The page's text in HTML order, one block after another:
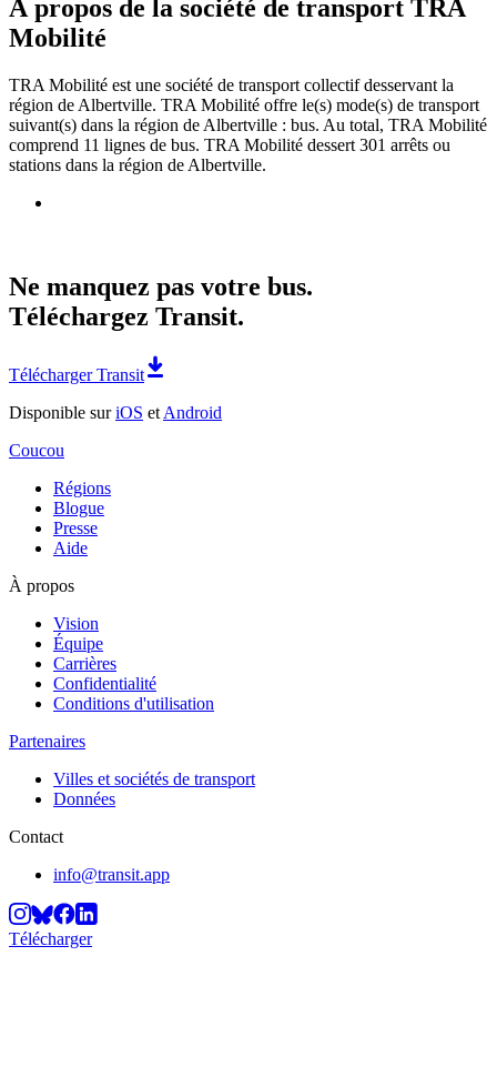
À propos de la société de transport TRA
Mobilité
TRA Mobilité est une société de transport collectif desservant la
région de Albertville. TRA Mobilité offre le(s) mode(s) de transport
suivant(s) dans la région de Albertville : bus. Au total, TRA Mobilité
comprend 11 lignes de bus. TRA Mobilité dessert 301 arrêts ou
stations dans la région de Albertville.
Ne manquez pas votre bus.
Téléchargez Transit.
Télécharger Transit
Disponible suriOS et Android
Coucou
Régions
Blogue
Presse
Aide
À propos
Vision
Équipe
Carrières
Confidentialité
Conditions d'utilisation
Partenaires
Villes et sociétés de transport
Données
Contact
info@transit.app
Télécharger